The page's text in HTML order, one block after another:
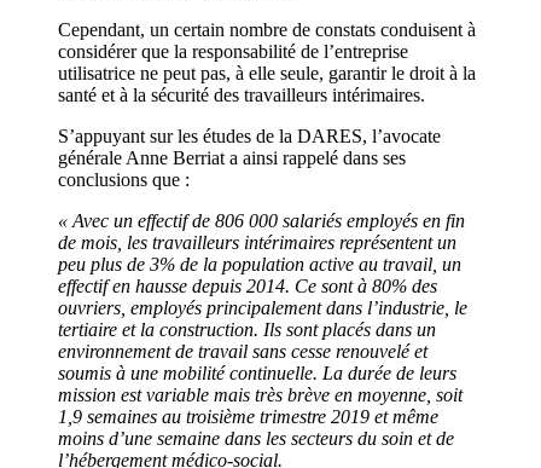
Cependant, un certain nombre de constats conduisent à
considérer que la responsabilité de l’entreprise
utilisatrice ne peut pas, à elle seule, garantir le droit à la
santé et à la sécurité des travailleurs intérimaires.
S’appuyant sur les études de la DARES, l’avocate
générale Anne Berriat a ainsi rappelé dans ses
conclusions que :
« Avec un effectif de 806 000 salariés employés en fin
de mois, les travailleurs intérimaires représentent un
peu plus de 3% de la population active au travail, un
effectif en hausse depuis 2014. Ce sont à 80% des
ouvriers, employés principalement dans l’industrie, le
tertiaire et la construction. Ils sont placés dans un
environnement de travail sans cesse renouvelé et
soumis à une mobilité continuelle. La durée de leurs
mission est variable mais très brève en moyenne, soit
1,9 semaines au troisième trimestre 2019 et même
moins d’une semaine dans les secteurs du soin et de
l’hébergement médico-social.